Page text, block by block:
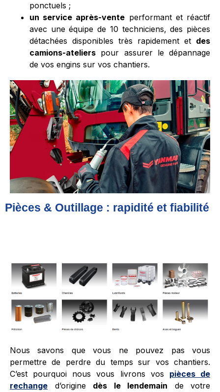
ponctuels ;
un service après-vente performant et réactif
avec une équipe de 10 techniciens, des pièces
détachées disponibles très rapidement et des
camions-ateliers pour assurer le dépannage
de vos engins sur vos chantiers.
Pièces & Outillage : rapidité et fiabilité
Nous savons que vous ne pouvez pas vous
permettre de perdre du temps sur vos chantiers.
C’est pourquoi nous vous livrons vos pièces de
rechange d’origine dès le lendemain de votre